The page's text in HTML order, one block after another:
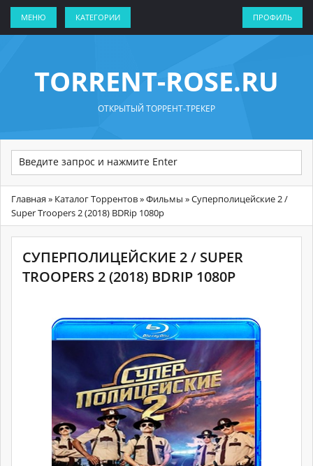
МЕНЮ КАТЕГОРИИ ПРОФИЛЬ
TORRENT-ROSE.RU
ОТКРЫТЫЙ ТОРРЕНТ-ТРЕКЕР
Главная » Каталог Торрентов»Фильмы » Суперполицейские 2 /
Super Troopers 2 (2018) BDRip 1080p
СУПЕРПОЛИЦЕЙСКИЕ 2 / SUPER
TROOPERS 2 (2018) BDRIP 1080P